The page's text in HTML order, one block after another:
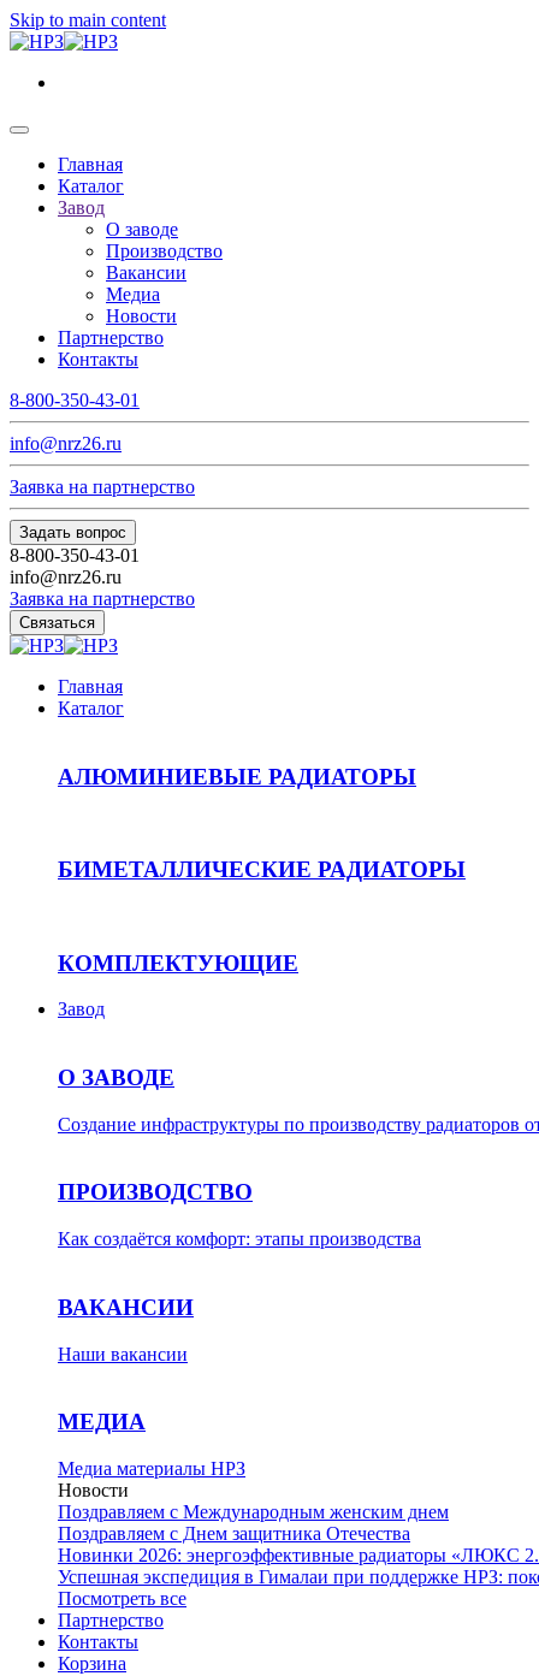
Skip to main content
Главная
Каталог
Завод
О заводе
Производство
Вакансии
Медиа
Новости
Партнерство
Контакты
8-800-350-43-01
info@nrz26.ru
Заявка на партнерство
Задать вопрос
8-800-350-43-01
info@nrz26.ru
Заявка на партнерство
Связаться
Главная
Каталог
АЛЮМИНИЕВЫЕ РАДИАТОРЫ
БИМЕТАЛЛИЧЕСКИЕ РАДИАТОРЫ
КОМПЛЕКТУЮЩИЕ
Завод
О ЗАВОДЕ
Создание инфраструктуры по производству радиаторов
ПРОИЗВОДСТВО
Как создаётся комфорт: этапы производства
ВАКАНСИИ
Наши вакансии
МЕДИА
Медиа материалы НРЗ
Новости
Поздравляем с Международным женским днем
Поздравляем с Днем защитника Отечества
Новинки 2026: энергоэффективные радиаторы «ЛЮКС
Успешная экспедиция в Гималаи при поддержке НРЗ:
Посмотреть все
Партнерство
Контакты
Корзина